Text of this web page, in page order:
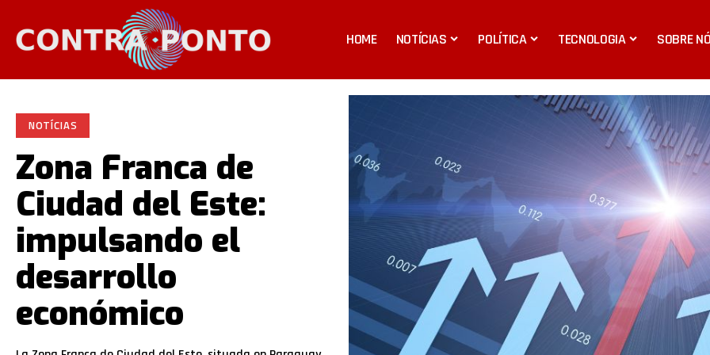
HOME NOTÍCIAS POLÍTICA TECNOLOGIA SOBRE
NOTÍCIAS
Zona Franca de
Ciudad del Este:
impulsando el
desarrollo
económico